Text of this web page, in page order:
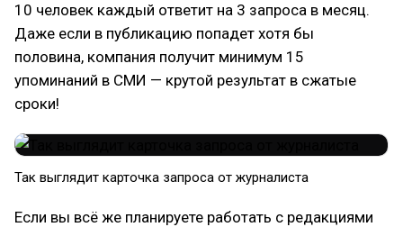
10 человек каждый ответит на 3 запроса в месяц.
Даже если в публикацию попадет хотя бы
половина, компания получит минимум 15
упоминаний в СМИ — крутой результат в сжатые
сроки!
Так выглядит карточка запроса от журналиста
Если вы всё же планируете работать с редакциями